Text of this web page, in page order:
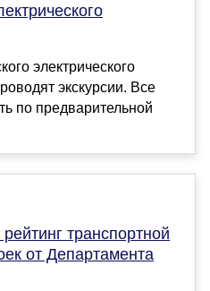
электрического
экскурсии. Все
по предварительной
транспортной
от Департамента